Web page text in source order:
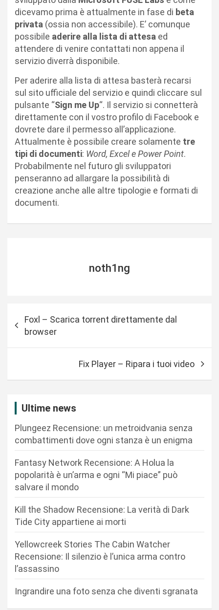
dicevamo prima è attualmente in fase di beta
privata (ossia non accessibile). E’ comunque
possibile aderire alla lista di attesa ed
attendere di venire contattati non appena il
servizio diverrà disponibile.
Per aderire alla lista di attesa basterà recarsi
sul sito ufficiale del servizio e quindi cliccare sul
pulsante “Sign me Up“. Il servizio si connetterà
direttamente con il vostro profilo di Facebook e
dovrete dare il permesso all’applicazione.
Attualmente è possibile creare solamente tre
tipi di documenti: Word, Excel e Power Point.
Probabilmente nel futuro gli sviluppatori
penseranno ad allargare la possibilità di
creazione anche alle altre tipologie e formati di
documenti.
noth1ng
Foxl – Scarica torrent direttamente dal
browser
Fix Player – Ripara i tuoi video
Ultime news
Plungeez Recensione: un metroidvania senza
combattimenti dove ogni stanza è un enigma
Fantasy Network Recensione: A Holua la
popolarità è un’arma e ogni “Mi piace” può
salvare il mondo
Kill the Shadow Recensione: La verità di Dark
Tide City appartiene ai morti
Yellowcreek Stories The Cabin Watcher
Recensione: Il silenzio è l’unica arma contro
l’assassino
Ingrandire una foto senza che diventi sgranata